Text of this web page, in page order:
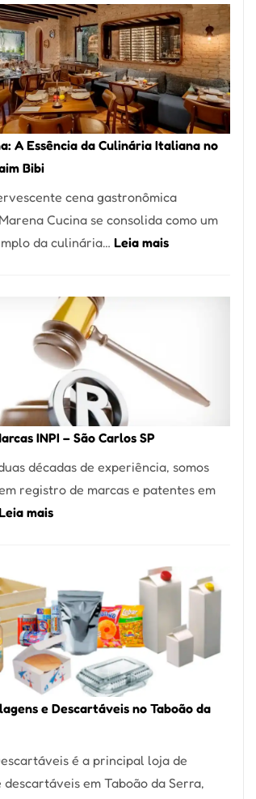
Como
Escolher
o
Forno
Ideal
para
sua
A Essência da Culinária Italiana no
Bibi
cena gastronômica
Cucina se consolida como um
da culinária… Leia mais:
Culinária
Italiana
do
Itaim
INPI – São Carlos SP
décadas de experiência, somos
registro de marcas e patentes em
mais:
INPI
–
São
Carlos
SP
e Descartáveis no Taboão da
é a principal loja de
descartáveis em Taboão da Serra,